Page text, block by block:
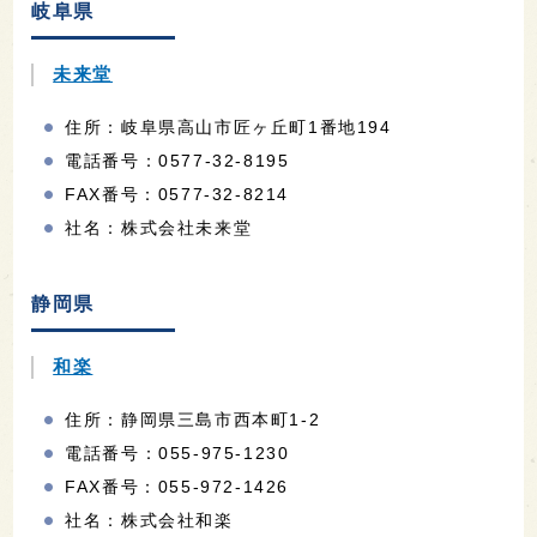
岐阜県
未来堂
住所：岐阜県高山市匠ヶ丘町1番地194
電話番号：0577-32-8195
FAX番号：0577-32-8214
社名：株式会社未来堂
静岡県
和楽
住所：静岡県三島市西本町1-2
電話番号：055-975-1230
FAX番号：055-972-1426
社名：株式会社和楽